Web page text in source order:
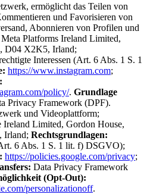
ermöglicht das Teilen von
und Favorisieren von
Abonnieren von Profilen und
Meta Platforms Ireland Limited,
D04 X2K5, Irland;
Interessen (Art. 6 Abs. 1 S. 1
https://www.instagram.com;
policy/. Grundlage
Privacy Framework (DPF).
und Videoplattform;
Ireland Limited, Gordon House,
Irland; Rechtsgrundlagen:
6 Abs. 1 S. 1 lit. f) DSGVO);
https://policies.google.com/privacy;
Data Privacy Framework
(Opt-Out):
personalizationoff.